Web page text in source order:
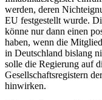
werden, deren
EU festgestellt wurde.
könne nur dann einen
haben, wenn die
in Deutschland bislang
solle die Regierung auf
Gesellschaftsregistern
hinwirken.